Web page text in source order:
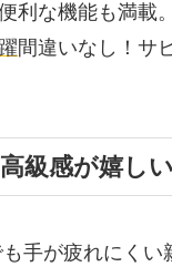
利な機能も満載
間違いなし！サ
級感が嬉し
手が疲れにくい